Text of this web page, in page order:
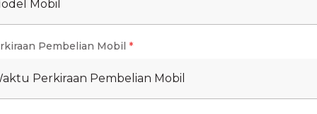
HEV
Promo New Fortuner -
Mobil
Pembelian Mobil *
Perkiraan Pembelian Mobil